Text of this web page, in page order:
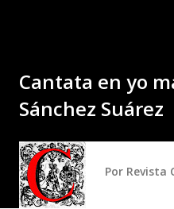
Cantata en yo
Sánchez Suárez
Por Revista